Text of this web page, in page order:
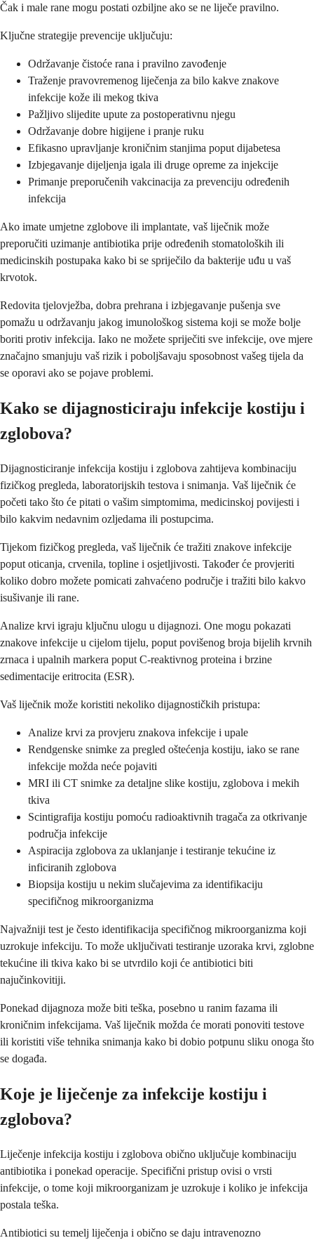
Čak i male rane mogu postati ozbiljne ako se ne liječe pravilno.
Ključne strategije prevencije uključuju:
Održavanje čistoće rana i pravilno zavođenje
Traženje pravovremenog liječenja za bilo kakve znakove
infekcije kože ili mekog tkiva
Pažljivo slijedite upute za postoperativnu njegu
Održavanje dobre higijene i pranje ruku
Efikasno upravljanje kroničnim stanjima poput dijabetesa
Izbjegavanje dijeljenja igala ili druge opreme za injekcije
Primanje preporučenih vakcinacija za prevenciju određenih
infekcija
Ako imate umjetne zglobove ili implantate, vaš liječnik može
preporučiti uzimanje antibiotika prije određenih stomatoloških ili
medicinskih postupaka kako bi se spriječilo da bakterije uđu u vaš
krvotok.
Redovita tjelovježba, dobra prehrana i izbjegavanje pušenja sve
pomažu u održavanju jakog imunološkog sistema koji se može bolje
boriti protiv infekcija. Iako ne možete spriječiti sve infekcije, ove mjere
značajno smanjuju vaš rizik i poboljšavaju sposobnost vašeg tijela da
se oporavi ako se pojave problemi.
Kako se dijagnosticiraju infekcije kostiju i
zglobova?
Dijagnosticiranje infekcija kostiju i zglobova zahtijeva kombinaciju
fizičkog pregleda, laboratorijskih testova i snimanja. Vaš liječnik će
početi tako što će pitati o vašim simptomima, medicinskoj povijesti i
bilo kakvim nedavnim ozljedama ili postupcima.
Tijekom fizičkog pregleda, vaš liječnik će tražiti znakove infekcije
poput oticanja, crvenila, topline i osjetljivosti. Također će provjeriti
koliko dobro možete pomicati zahvaćeno područje i tražiti bilo kakvo
isušivanje ili rane.
Analize krvi igraju ključnu ulogu u dijagnozi. One mogu pokazati
znakove infekcije u cijelom tijelu, poput povišenog broja bijelih krvnih
zrnaca i upalnih markera poput C-reaktivnog proteina i brzine
sedimentacije eritrocita (ESR).
Vaš liječnik može koristiti nekoliko dijagnostičkih pristupa:
Analize krvi za provjeru znakova infekcije i upale
Rendgenske snimke za pregled oštećenja kostiju, iako se rane
infekcije možda neće pojaviti
MRI ili CT snimke za detaljne slike kostiju, zglobova i mekih
tkiva
Scintigrafija kostiju pomoću radioaktivnih tragača za otkrivanje
područja infekcije
Aspiracija zglobova za uklanjanje i testiranje tekućine iz
inficiranih zglobova
Biopsija kostiju u nekim slučajevima za identifikaciju
specifičnog mikroorganizma
Najvažniji test je često identifikacija specifičnog mikroorganizma koji
uzrokuje infekciju. To može uključivati ​​testiranje uzoraka krvi, zglobne
tekućine ili tkiva kako bi se utvrdilo koji će antibiotici biti
najučinkovitiji.
Ponekad dijagnoza može biti teška, posebno u ranim fazama ili
kroničnim infekcijama. Vaš liječnik možda će morati ponoviti testove
ili koristiti više tehnika snimanja kako bi dobio potpunu sliku onoga što
se događa.
Koje je liječenje za infekcije kostiju i
zglobova?
Liječenje infekcija kostiju i zglobova obično uključuje kombinaciju
antibiotika i ponekad operacije. Specifični pristup ovisi o vrsti
infekcije, o tome koji mikroorganizam je uzrokuje i koliko je infekcija
postala teška.
Antibiotici su temelj liječenja i obično se daju intravenozno